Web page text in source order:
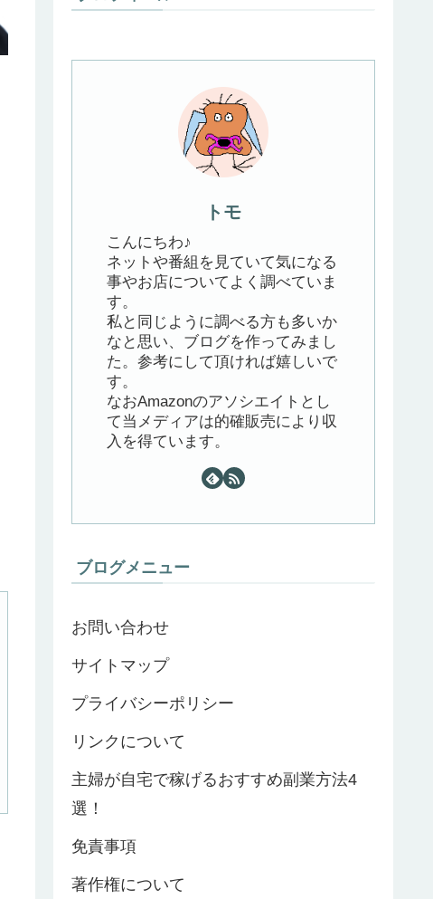
トモ
こんにちわ♪
ネットや番組を見ていて気になる
事やお店についてよく調べていま
す。
私と同じように調べる方も多いか
なと思い、ブログを作ってみまし
た。参考にして頂ければ嬉しいで
す。
なおAmazonのアソシエイトとし
て当メディアは的確販売により収
入を得ています。
ブログメニュー
お問い合わせ
サイトマップ
プライバシーポリシー
リンクについて
主婦が自宅で稼げるおすすめ副業方法4
選！
免責事項
著作権について